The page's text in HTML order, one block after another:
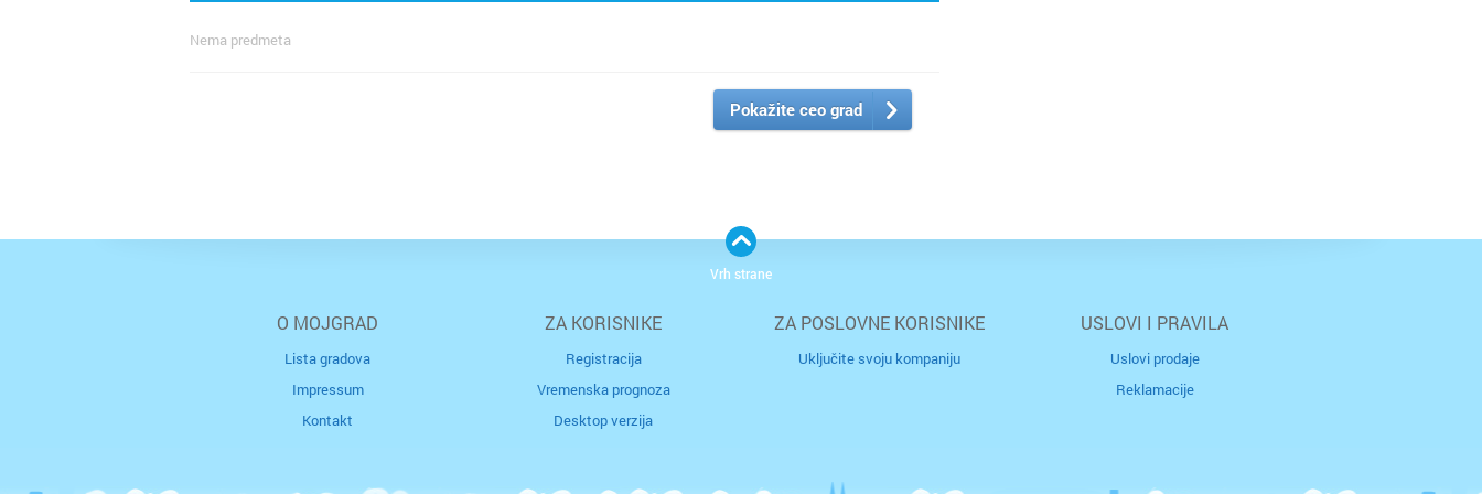
Nema predmeta
Pokažite ceo grad
O MOJGRAD
Lista gradova
Impressum
Kontakt
ZA KORISNIKE
Registracija
Vremenska prognoza
Desktop verzija
ZA POSLOVNE KORISNIKE
Uključite svoju kompaniju
USLOVI I PRAVILA
Uslovi prodaje
Reklamacije
Vrh strane